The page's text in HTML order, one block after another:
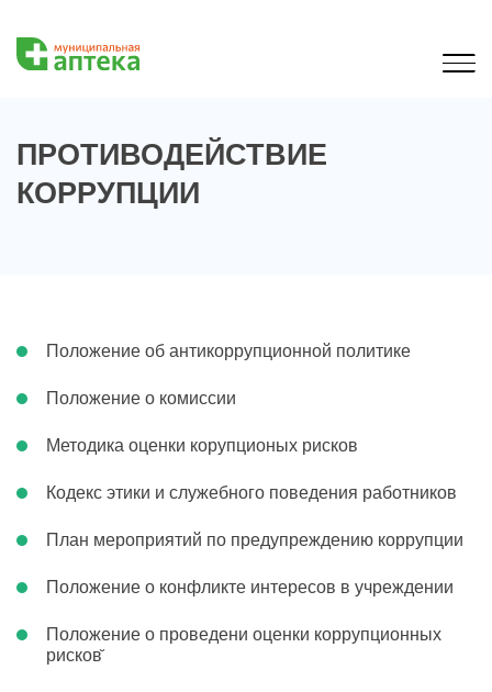
ПРОТИВОДЕЙСТВИЕ
КОРРУПЦИИ
Положение об антикоррупционной политике
Положение о комиссии
Методика оценки корупционых рисков
Кодекс этики и служебного поведения работников
План мероприятий по предупреждению коррупции
Положение о конфликте интересов в учреждении
Положение о проведени оценки коррупционных
рисков̆